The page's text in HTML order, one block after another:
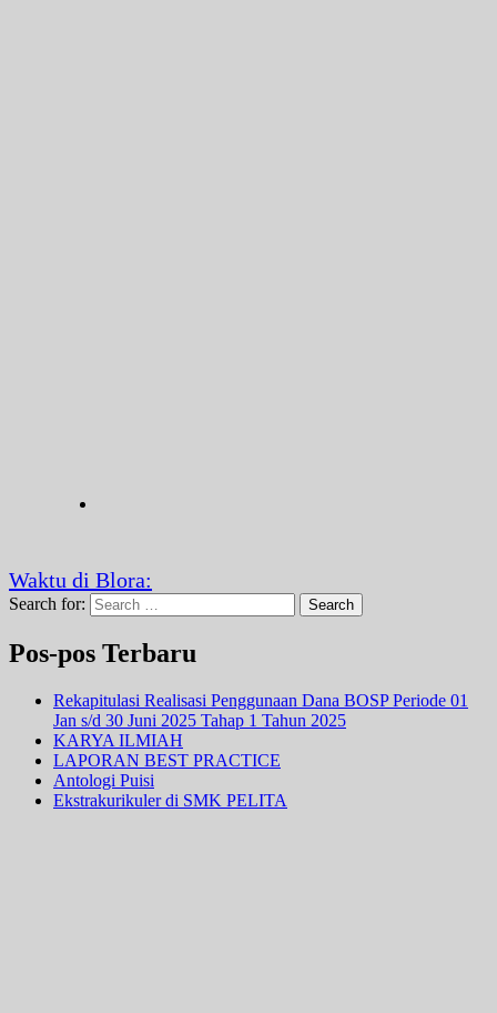
Waktu di Blora:
Search for: Search
Pos-pos Terbaru
Rekapitulasi Realisasi Penggunaan Dana BOSP Periode 01
Jan s/d 30 Juni 2025 Tahap 1 Tahun 2025
KARYA ILMIAH
LAPORAN BEST PRACTICE
Antologi Puisi
Ekstrakurikuler di SMK PELITA